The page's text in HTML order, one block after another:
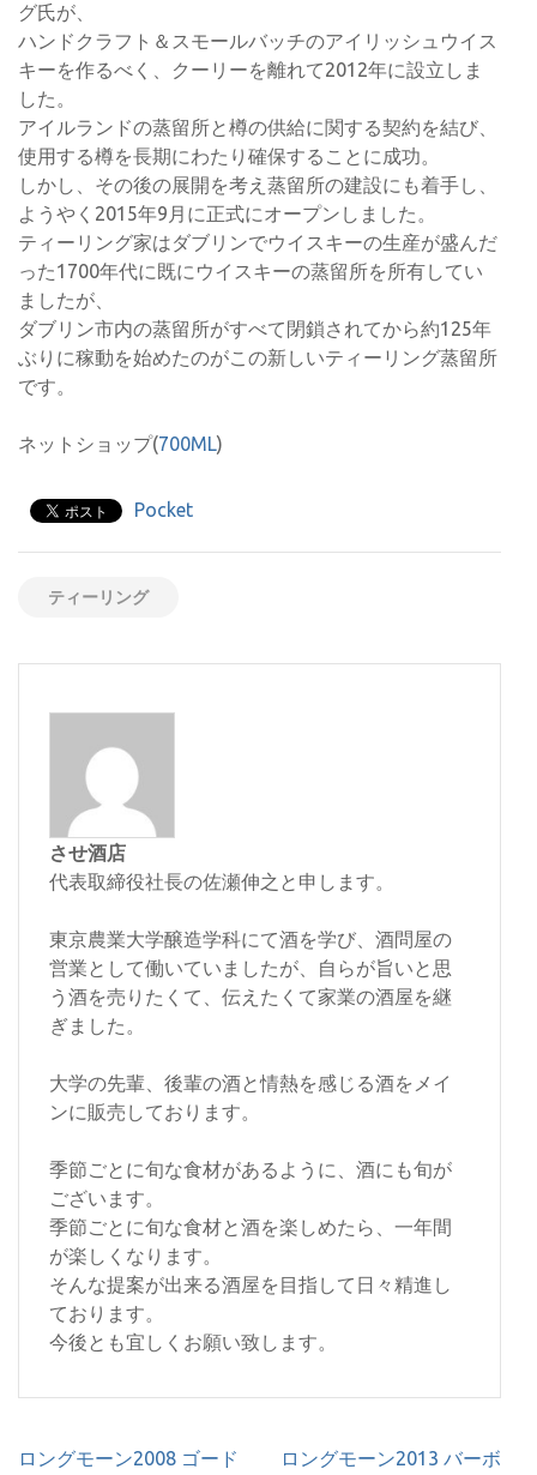
グ氏が、
ハンドクラフト＆スモールバッチのアイリッシュウイス
キーを作るべく、クーリーを離れて2012年に設立しま
した。
アイルランドの蒸留所と樽の供給に関する契約を結び、
使用する樽を長期にわたり確保することに成功。
しかし、その後の展開を考え蒸留所の建設にも着手し、
ようやく2015年9月に正式にオープンしました。
ティーリング家はダブリンでウイスキーの生産が盛んだ
った1700年代に既にウイスキーの蒸留所を所有してい
ましたが、
ダブリン市内の蒸留所がすべて閉鎖されてから約125年
ぶりに稼動を始めたのがこの新しいティーリング蒸留所
です。
ネットショップ(700ML)
Pocket
ティーリング
させ酒店
代表取締役社長の佐瀬伸之と申します。
東京農業大学醸造学科にて酒を学び、酒問屋の
営業として働いていましたが、自らが旨いと思
う酒を売りたくて、伝えたくて家業の酒屋を継
ぎました。
大学の先輩、後輩の酒と情熱を感じる酒をメイ
ンに販売しております。
季節ごとに旬な食材があるように、酒にも旬が
ございます。
季節ごとに旬な食材と酒を楽しめたら、一年間
が楽しくなります。
そんな提案が出来る酒屋を目指して日々精進し
ております。
今後とも宜しくお願い致します。
投
ロングモーン2008 ゴード ロングモーン2013 バーボ